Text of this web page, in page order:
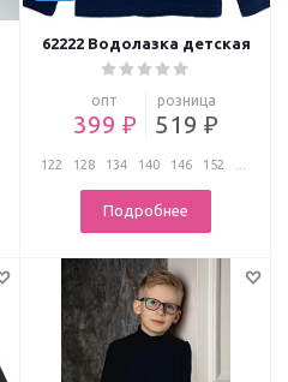
62222 Водолазка детская
опт
399 ₽
розница
519 ₽
122 128 134 140 146 152
Подробнее